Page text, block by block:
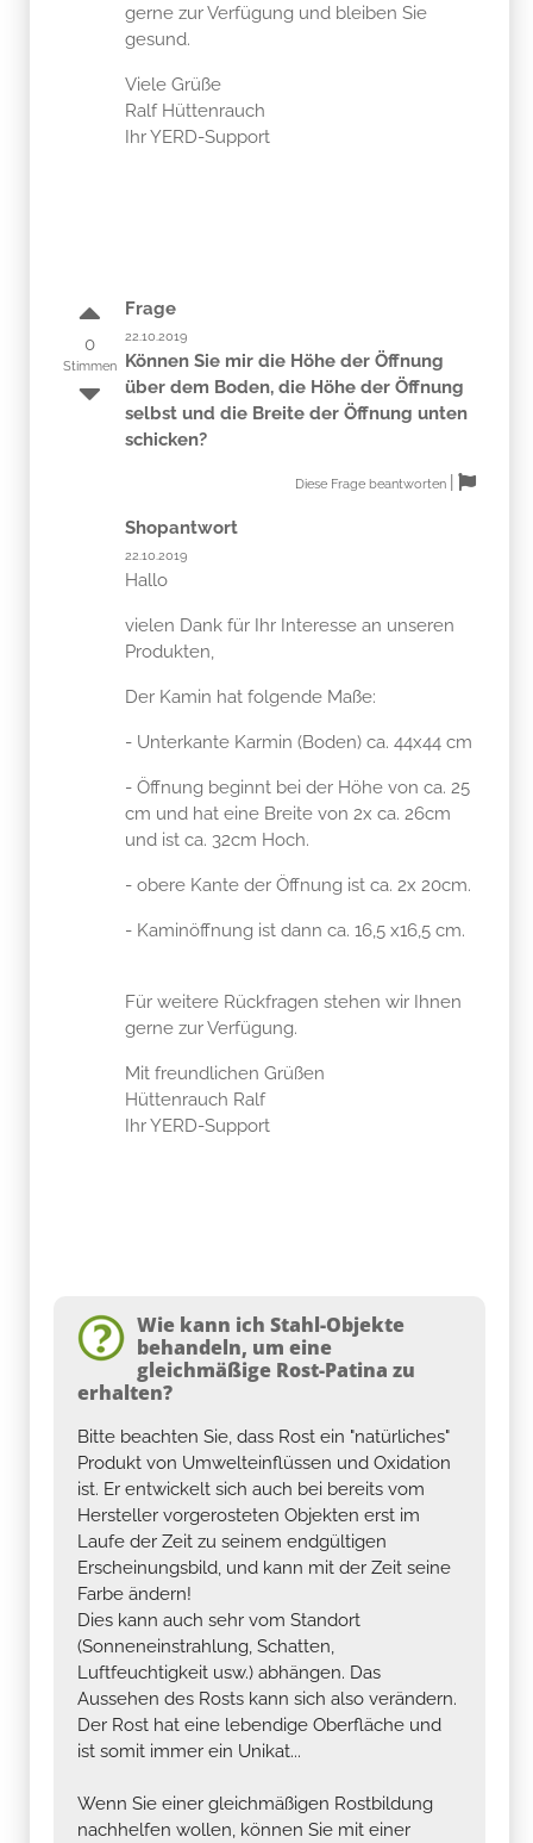
gerne zur Verfügung und bleiben Sie
gesund.
Viele Grüße
Ralf Hüttenrauch
Ihr YERD-Support
0
Stimmen
Frage
22.10.2019
Können Sie mir die Höhe der Öffnung
über dem Boden, die Höhe der Öffnung
selbst und die Breite der Öffnung unten
schicken?
Diese Frage beantworten
Shopantwort
22.10.2019
Hallo
vielen Dank für Ihr Interesse an unseren
Produkten,
Der Kamin hat folgende Maße:
- Unterkante Karmin (Boden) ca. 44x44 cm
- Öffnung beginnt bei der Höhe von ca. 25
cm und hat eine Breite von 2x ca. 26cm
und ist ca. 32cm Hoch.
- obere Kante der Öffnung ist ca. 2x 20cm.
- Kaminöffnung ist dann ca. 16,5 x16,5 cm.
Für weitere Rückfragen stehen wir Ihnen
gerne zur Verfügung.
Mit freundlichen Grüßen
Hüttenrauch Ralf
Ihr YERD-Support
Wie kann ich Stahl-Objekte
behandeln, um eine
gleichmäßige Rost-Patina zu
erhalten?
Bitte beachten Sie, dass Rost ein "natürliches"
Produkt von Umwelteinflüssen und Oxidation
ist. Er entwickelt sich auch bei bereits vom
Hersteller vorgerosteten Objekten erst im
Laufe der Zeit zu seinem endgültigen
Erscheinungsbild, und kann mit der Zeit seine
Farbe ändern!
Dies kann auch sehr vom Standort
(Sonneneinstrahlung, Schatten,
Luftfeuchtigkeit usw.) abhängen. Das
Aussehen des Rosts kann sich also verändern.
Der Rost hat eine lebendige Oberfläche und
ist somit immer ein Unikat...
Wenn Sie einer gleichmäßigen Rostbildung
nachhelfen wollen, können Sie mit einer